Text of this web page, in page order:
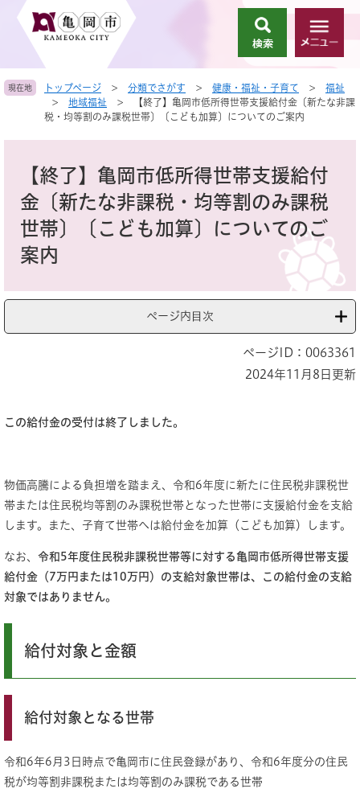
頭
。
飛
て
索
メ
ニ
ー
現在地 トップページ > 分類でさがす > 健康・福祉・子育て >
福祉
>
地域福祉 >
【終了】亀岡市低所得世帯支援給付金〔新たな非課
税・均等割のみ課税世帯〕〔こども加算〕についてのご案内
【終了】亀岡市低所得世帯支援給付
金〔新たな非課税・均等割のみ課税
世帯〕〔こども加算〕についてのご
案内
ページ内目次
ページID：0063361
2024年11月8日更新
この給付金の受付は終了しました。
物価高騰による負担増を踏まえ、令和6年度に新たに住民税非課税世
帯または住民税均等割のみ課税世帯となった世帯に支援給付金を支給
します。また、子育て世帯へは給付金を加算（こども加算）します。
なお、 令和5年度住民税非課税世帯等に対する亀岡市低所得世帯支援
給付金（7万円または10万円）の支給対象世帯は、この給付金の支給
対象ではありません。
給付対象と金額
給付対象となる世帯
令和6年6月3日時点で亀岡市に住民登録があり、令和6年度分の住民
税が均等割非課税または均等割のみ課税である世帯